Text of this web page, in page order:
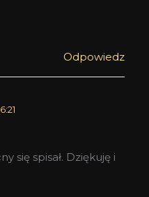
Odpowiedz
się spisał. Dziękuję i